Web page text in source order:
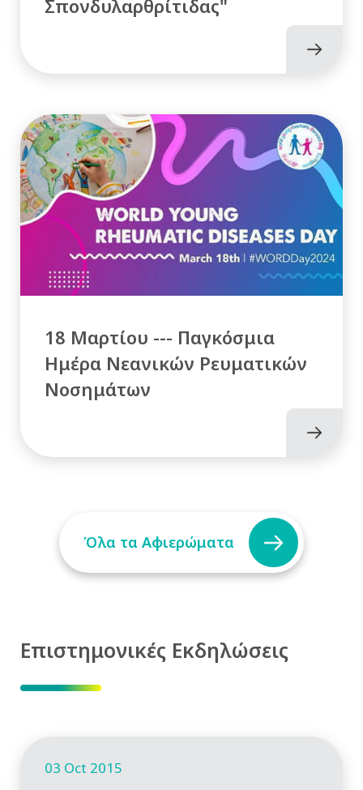
Σπονδυλαρθρίτιδας"
18 Μαρτίου --- Παγκόσμια
Ημέρα Νεανικών Ρευματικών
Νοσημάτων
Όλα τα Αφιερώματα
Επιστημονικές Εκδηλώσεις
03 Oct 2015